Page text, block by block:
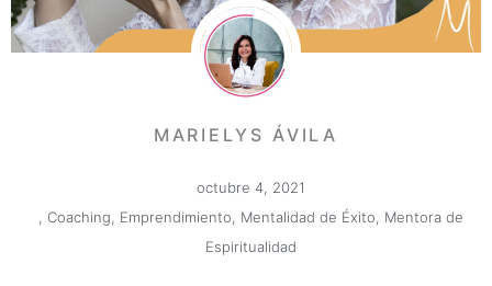
MARIELYS ÁVILA
octubre 4, 2021
Coaching Emprendimiento Mentalidad de Éxito
Mentora de
Espiritualidad